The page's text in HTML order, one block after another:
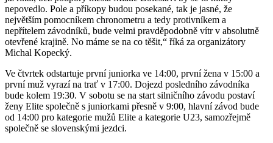
nepovedlo. Pole a příkopy budou posekané, tak je jasné, že
největším pomocníkem chronometru a tedy protivníkem a
nepřítelem závodníků, bude velmi pravděpodobně vítr v absolutně
otevřené krajině. No máme se na co těšit,“ říká za organizátory
Michal Kopecký.
Ve čtvrtek odstartuje první juniorka ve 14:00, první žena v 15:00 a
první muž vyrazí na trať v 17:00. Dojezd posledního závodníka
bude kolem 19:30. V sobotu se na start silničního závodu postaví
ženy Elite společně s juniorkami přesně v 9:00, hlavní závod bude
od 14:00 pro kategorie mužů Elite a kategorie U23, samozřejmě
společně se slovenskými jezdci.